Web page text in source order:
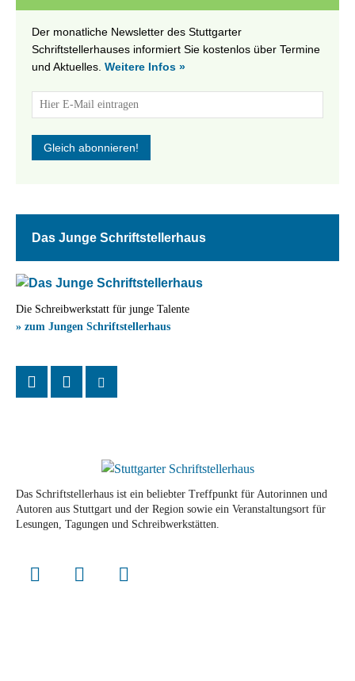
Der monatliche Newsletter des Stuttgarter
Schriftstellerhauses informiert Sie kostenlos über Termine
und Aktuelles. Weitere Infos »
Das Junge Schriftstellerhaus
Die Schreibwerkstatt für junge Talente
» zum Jungen Schriftstellerhaus
Das Schriftstellerhaus ist ein beliebter Treffpunkt für Autorinnen und
Autoren aus Stuttgart und der Region sowie ein Veranstaltungsort für
Lesungen, Tagungen und Schreibwerkstätten.